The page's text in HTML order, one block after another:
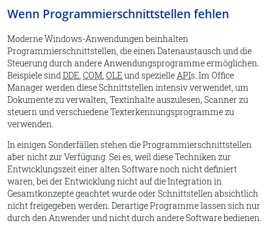
Wenn Programmierschnittstellen fehlen
Moderne Windows-Anwendungen beinhalten
Programmierschnittstellen, die einen Datenaustausch und die
Steuerung durch andere Anwendungsprogramme ermöglichen.
Beispiele sind DDE COM OLE und spezielle APIs. Im Office
Manager werden diese Schnittstellen intensiv verwendet, um
Dokumente zu verwalten, Textinhalte auszulesen, Scanner zu
steuern und verschiedene Texterkennungsprogramme zu
verwenden.
In einigen Sonderfällen stehen die Programmierschnittstellen
aber nicht zur Verfügung. Sei es, weil diese Techniken zur
Entwicklungszeit einer alten Software noch nicht definiert
waren, bei der Entwicklung nicht auf die Integration in
Gesamtkonzepte geachtet wurde oder Schnittstellen absichtlich
nicht freigegeben werden. Derartige Programme lassen sich nur
durch den Anwender und nicht durch andere Software bedienen.